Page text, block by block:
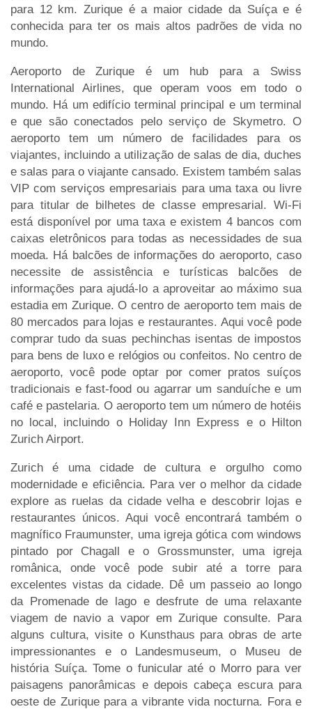
para 12 km. Zurique é a maior cidade da Suíça e é
conhecida para ter os mais altos padrões de vida no
mundo.
Aeroporto de Zurique é um hub para a Swiss
International Airlines, que operam voos em todo o
mundo. Há um edifício terminal principal e um terminal
e que são conectados pelo serviço de Skymetro. O
aeroporto tem um número de facilidades para os
viajantes, incluindo a utilização de salas de dia, duches
e salas para o viajante cansado. Existem também salas
VIP com serviços empresariais para uma taxa ou livre
para titular de bilhetes de classe empresarial. Wi-Fi
está disponível por uma taxa e existem 4 bancos com
caixas eletrônicos para todas as necessidades de sua
moeda. Há balcões de informações do aeroporto, caso
necessite de assistência e turísticas balcões de
informações para ajudá-lo a aproveitar ao máximo sua
estadia em Zurique. O centro de aeroporto tem mais de
80 mercados para lojas e restaurantes. Aqui você pode
comprar tudo da suas pechinchas isentas de impostos
para bens de luxo e relógios ou confeitos. No centro de
aeroporto, você pode optar por comer pratos suíços
tradicionais e fast-food ou agarrar um sanduíche e um
café e pastelaria. O aeroporto tem um número de hotéis
no local, incluindo o Holiday Inn Express e o Hilton
Zurich Airport.
Zurich é uma cidade de cultura e orgulho como
modernidade e eficiência. Para ver o melhor da cidade
explore as ruelas da cidade velha e descobrir lojas e
restaurantes únicos. Aqui você encontrará também o
magnífico Fraumunster, uma igreja gótica com windows
pintado por Chagall e o Grossmunster, uma igreja
românica, onde você pode subir até a torre para
excelentes vistas da cidade. Dê um passeio ao longo
da Promenade de lago e desfrute de uma relaxante
viagem de navio a vapor em Zurique consulte. Para
alguns cultura, visite o Kunsthaus para obras de arte
impressionantes e o Landesmuseum, o Museu de
história Suíça. Tome o funicular até o Morro para ver
paisagens panorâmicas e depois cabeça escura para
oeste de Zurique para a vibrante vida nocturna. Fora e